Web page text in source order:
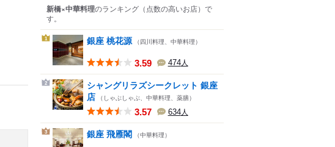
新橋×中華料理のランキング （点数の高いお店） で
す。
1 銀座 桃花源 （四川料理、中華料理）
3.59 474人
2
シャングリラズシークレット 銀座
店 （しゃぶしゃぶ、中華料理、薬膳）
3.57 634人
3 銀座 飛雁閣 （中華料理）